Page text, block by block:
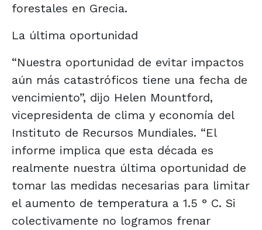
forestales en Grecia.
La última oportunidad
“Nuestra oportunidad de evitar impactos
aún más catastróficos tiene una fecha de
vencimiento”, dijo Helen Mountford,
vicepresidenta de clima y economía del
Instituto de Recursos Mundiales. “El
informe implica que esta década es
realmente nuestra última oportunidad de
tomar las medidas necesarias para limitar
el aumento de temperatura a 1.5 ° C. Si
colectivamente no logramos frenar